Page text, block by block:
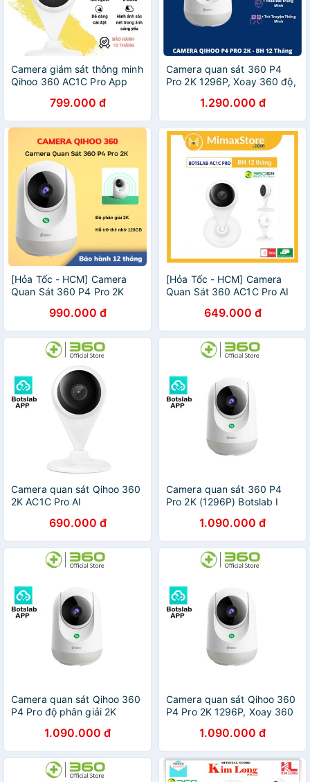
Camera giám sát thông minh
Qihoo 360 AC1C Pro App
799.000 đ
Camera quan sát 360 P4
Pro 2K 1296P, Xoay 360 độ,
| Hàng Chính Hãng | Bảo
Hành 12 Tháng
1.290.000 đ
[Hỏa Tốc - HCM] Camera
Quan Sát 360 P4 Pro 2K
Botslab | Hàng Chính Hãng |
BH 12T | LSB Store
990.000 đ
[Hỏa Tốc - HCM] Camera
Quan Sát 360 AC1C Pro AI
12TH | Mimax Store
649.000 đ
Camera quan sát Qihoo 360
2K AC1C Pro AI
Qihoo 360 AC1C - Bảo hành
12 tháng
690.000 đ
Camera quan sát 360 P4
Pro 2K (1296P) Botslab I
(1080P) Xoay - Bảo hành 12
tháng
1.090.000 đ
Camera quan sát Qihoo 360
P4 Pro độ phân giải 2K
D806 - Bảo hành 12 tháng
1.090.000 đ
Camera quan sát Qihoo 360
P4 Pro 2K 1296P, Xoay 360
Botslab - Bảo hành 12 tháng
1.090.000 đ